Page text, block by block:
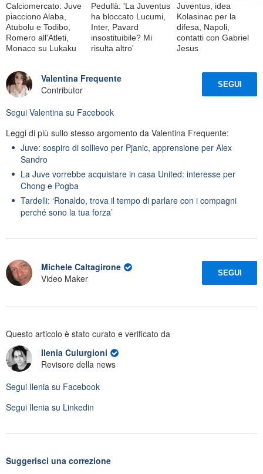
Calciomercato: Juve
piacciono Alaba,
Atubolu e Todibo,
Romero all'Atleti,
Monaco su Lukaku
Pedullà: 'La Juventus
ha bloccato Lucumi,
Inter, Pavard
insostituibile? Mi
risulta altro'
Juventus, idea
Kolasinac per la
difesa, Napoli,
contatti con Gabriel
Jesus
Valentina Frequente
Contributor
SEGUI
Segui Valentina su Facebook
Leggi di più sullo stesso argomento da Valentina Frequente:
Juve: sospiro di sollievo per Pjanic, apprensione per Alex
Sandro
La Juve vorrebbe acquistare in casa United: interesse per
Chong e Pogba
Tardelli: ‘Ronaldo, trova il tempo di parlare con i compagni
perché sono la tua forza’
Michele Caltagirone
Video Maker
SEGUI
Questo articolo è stato curato e verificato da
Ilenia Culurgioni
Revisore della news
Segui Ilenia su Facebook
Segui Ilenia su Linkedin
Suggerisci una correzione